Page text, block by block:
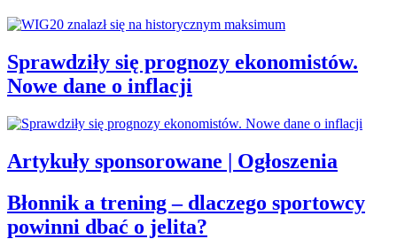
Sprawdziły się prognozy ekonomistów.
Nowe dane o inflacji
Artykuły sponsorowane | Ogłoszenia
Błonnik a trening – dlaczego sportowcy
powinni dbać o jelita?